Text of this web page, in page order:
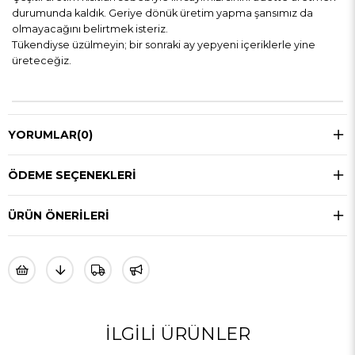
durumunda kaldık. Geriye dönük üretim yapma şansımız da
olmayacağını belirtmek isteriz.
Tükendiyse üzülmeyin; bir sonraki ay yepyeni içeriklerle yine
üreteceğiz.
YORUMLAR(0)
ÖDEME SEÇENEKLERI
ÜRÜN ÖNERILERI